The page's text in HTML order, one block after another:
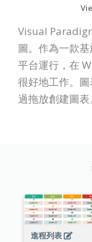
Visual
圖。作為一款
平台運行，在
很好地工作。
過拖放創建圖表
進程列表